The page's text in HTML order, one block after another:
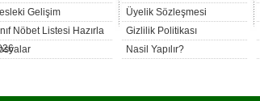
Gelişim
Nöbet Listesi Hazırla
Üyelik Sözleşmesi
Gizlilik Politikası
Nasil Yapılır?